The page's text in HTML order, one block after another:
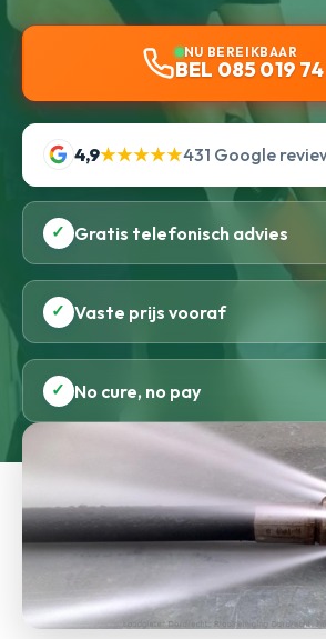
NU BEREIKBAAR
BEL 085 019
4,9★★★★★431 Google
✓ Gratis telefonisch advies
✓ Vaste prijs vooraf
✓ No cure, no pay